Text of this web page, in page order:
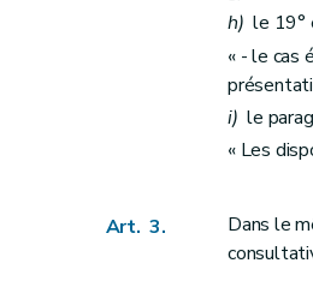
Art. 71
Art. 72
Art. 73
Section 8
Art. 74
Art. 76
Art. 77
h) le 19°
« - le cas
i) le
« Les
Art. 3. Dans le